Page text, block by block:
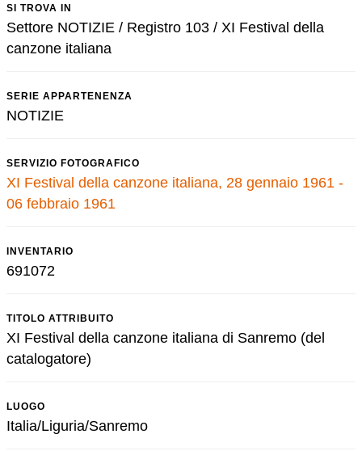
SI TROVA IN
Settore NOTIZIE / Registro 103 / XI Festival della
canzone italiana
SERIE APPARTENENZA
NOTIZIE
SERVIZIO FOTOGRAFICO
XI Festival della canzone italiana, 28 gennaio 1961 -
06 febbraio 1961
INVENTARIO
691072
TITOLO ATTRIBUITO
XI Festival della canzone italiana di Sanremo (del
catalogatore)
LUOGO
Italia/Liguria/Sanremo